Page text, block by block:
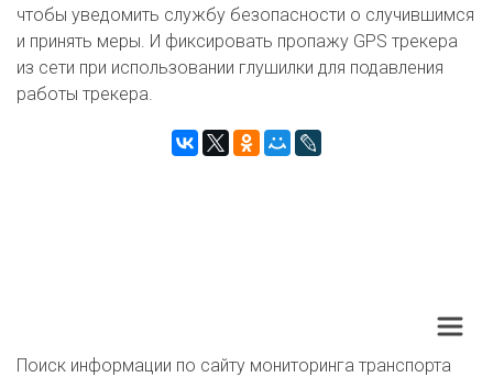
чтобы уведомить службу безопасности о случившимся
и принять меры. И фиксировать пропажу GPS трекера
из сети при использовании глушилки для подавления
работы трекера.
Поиск информации по сайту мониторинга транспорта